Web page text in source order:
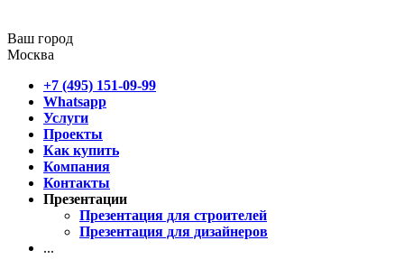
Ваш город
Москва
+7 (495) 151-09-99
Whatsapp
Услуги
Проекты
Как купить
Компания
Контакты
Презентации
Презентация для строителей
Презентация для дизайнеров
...